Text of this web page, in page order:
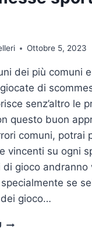
Ottobre 5, 2023
dei più comuni
di
senz’altro le
questo buon
comuni, potrai
vincenti su ogni
di gioco andranno
se
gioco…
GLI